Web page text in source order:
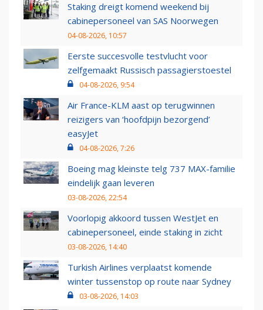
Staking dreigt komend weekend bij
cabinepersoneel van SAS Noorwegen
04-08-2026, 10:57
Eerste succesvolle testvlucht voor
zelfgemaakt Russisch passagierstoestel
04-08-2026, 9:54
Air France-KLM aast op terugwinnen
reizigers van ‘hoofdpijn bezorgend’
easyJet
04-08-2026, 7:26
Boeing mag kleinste telg 737 MAX-familie
eindelijk gaan leveren
03-08-2026, 22:54
Voorlopig akkoord tussen WestJet en
cabinepersoneel, einde staking in zicht
03-08-2026, 14:40
Turkish Airlines verplaatst komende
winter tussenstop op route naar Sydney
03-08-2026, 14:03